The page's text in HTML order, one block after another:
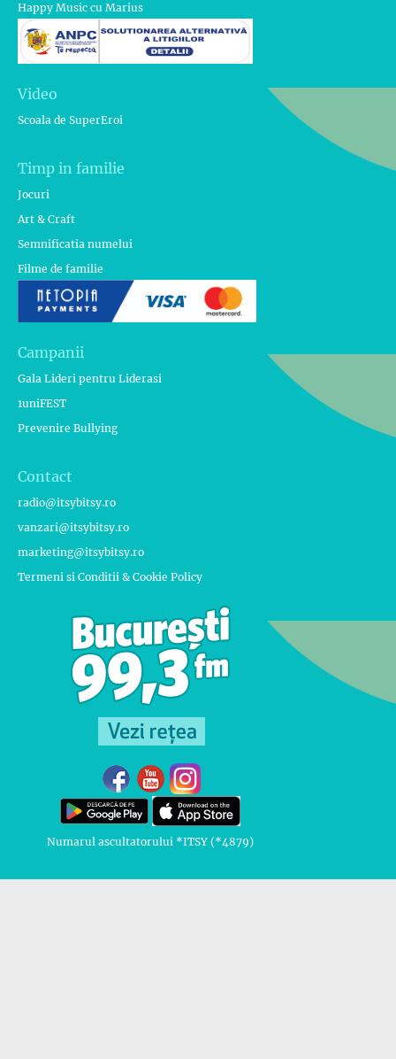
Happy Music cu Marius
Video
Scoala de SuperEroi
Timp in familie
Jocuri
Art & Craft
Semnificatia numelui
Filme de familie
Campanii
Gala Lideri pentru Liderasi
1uniFEST
Prevenire Bullying
Contact
radio@itsybitsy.ro
vanzari@itsybitsy.ro
marketing@itsybitsy.ro
Termeni si Conditii & Cookie Policy
Numarul ascultatorului *ITSY (*4879)